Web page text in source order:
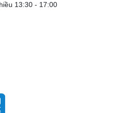
13:30 - 17:00